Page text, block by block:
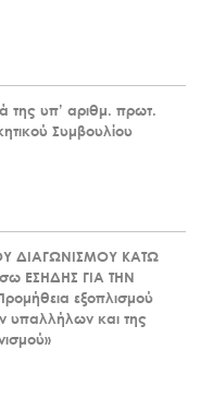
της υπ’ αριθμ. πρωτ.
Συμβουλίου
ΔΙΑΓΩΝΙΣΜΟΥ ΚΑΤΩ
ΕΣΗΔΗΣ ΓΙΑ ΤΗΝ
εξοπλισμού
υπαλλήλων και της